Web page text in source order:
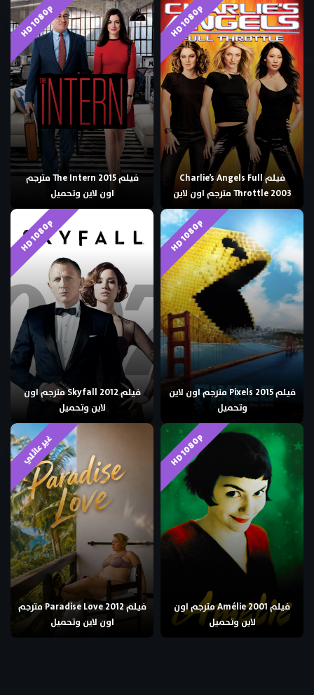
HD 1080p
فيلم Charlie’s Angels Full
Throttle 2003 مترجم اون لاين
HD 1080p
فيلم The Intern 2015 مترجم
اون لاين وتحميل
HD 1080p
فيلم Pixels 2015 مترجم اون لاين
وتحميل
HD 1080p
فيلم Skyfall 2012 مترجم اون
لاين وتحميل
HD 1080p
فيلم Amélie 2001 مترجم اون
لاين وتحميل
غير عائلي
فيلم Paradise Love 2012 مترجم
اون لاين وتحميل